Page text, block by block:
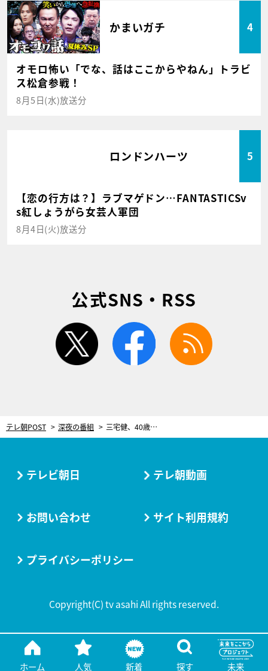
かまいガチ 4
オモロ怖い「でな、話はここからやねん」トラビ
ス松倉参戦！
8月5日(水)放送分
ロンドンハーツ 5
【恋の行方は？】ラブマゲドン…FANTASTICSv
s紅しょうがら女芸人軍団
8月4日(火)放送分
公式SNS・RSS
twitter facebook
テレ朝POST 深夜の番組 三宅健、40歳に！“二度目の成人式”を迎え「襟元正してやっていきたい」
ホーム 人気 新着 探す 未来
テレビ朝日 テレ朝動画
お問い合わせ サイト利用規約
プライバシーポリシー
Copyright(C) tv asahi All rights reserved.